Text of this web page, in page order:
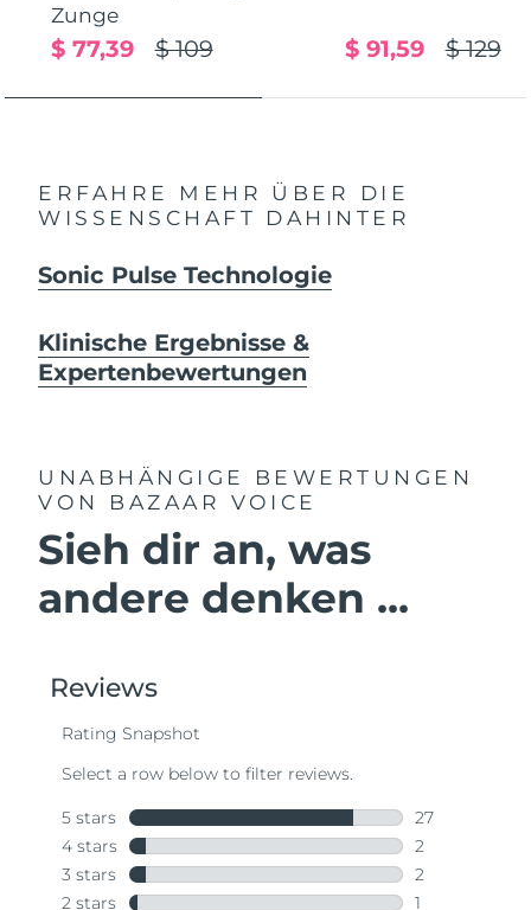
Zunge
$ 109
$ 77,39 $ 129
$ 91,59
ERFAHRE MEHR ÜBER DIE
WISSENSCHAFT DAHINTER
Sonic Pulse Technologie
Klinische Ergebnisse &
Expertenbewertungen
UNABHÄNGIGE BEWERTUNGEN
VON BAZAAR VOICE
Sieh dir an, was
andere denken ...